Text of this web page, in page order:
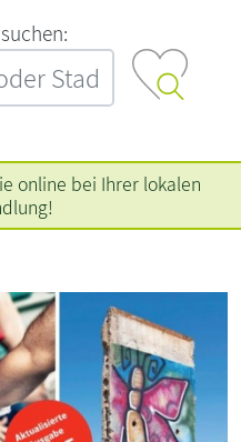
online bei Ihrer lokalen